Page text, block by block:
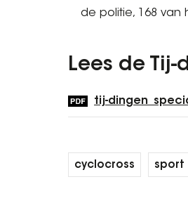
de politie, 168 van
Lees de
tij-
cyclocross sport